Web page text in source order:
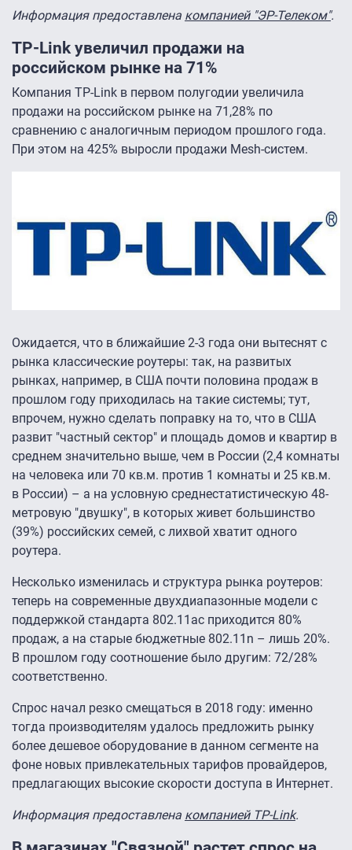
Информация предоставлена компанией "ЭР-Телеком".
TP-Link увеличил продажи на
российском рынке на 71%
Компания TP-Link в первом полугодии увеличила
продажи на российском рынке на 71,28% по
сравнению с аналогичным периодом прошлого года.
При этом на 425% выросли продажи Mesh-систем.
Ожидается, что в ближайшие 2-3 года они вытеснят с
рынка классические роутеры: так, на развитых
рынках, например, в США почти половина продаж в
прошлом году приходилась на такие системы; тут,
впрочем, нужно сделать поправку на то, что в США
развит "частный сектор" и площадь домов и квартир в
среднем значительно выше, чем в России (2,4 комнаты
на человека или 70 кв.м. против 1 комнаты и 25 кв.м.
в России) – а на условную среднестатистическую 48-
метровую "двушку", в которых живет большинство
(39%) российских семей, с лихвой хватит одного
роутера.
Несколько изменилась и структура рынка роутеров:
теперь на современные двухдиапазонные модели с
поддержкой стандарта 802.11ac приходится 80%
продаж, а на старые бюджетные 802.11n – лишь 20%.
В прошлом году соотношение было другим: 72/28%
соответственно.
Спрос начал резко смещаться в 2018 году: именно
тогда производителям удалось предложить рынку
более дешевое оборудование в данном сегменте на
фоне новых привлекательных тарифов провайдеров,
предлагающих высокие скорости доступа в Интернет.
Информация предоставлена компанией TP-Link.